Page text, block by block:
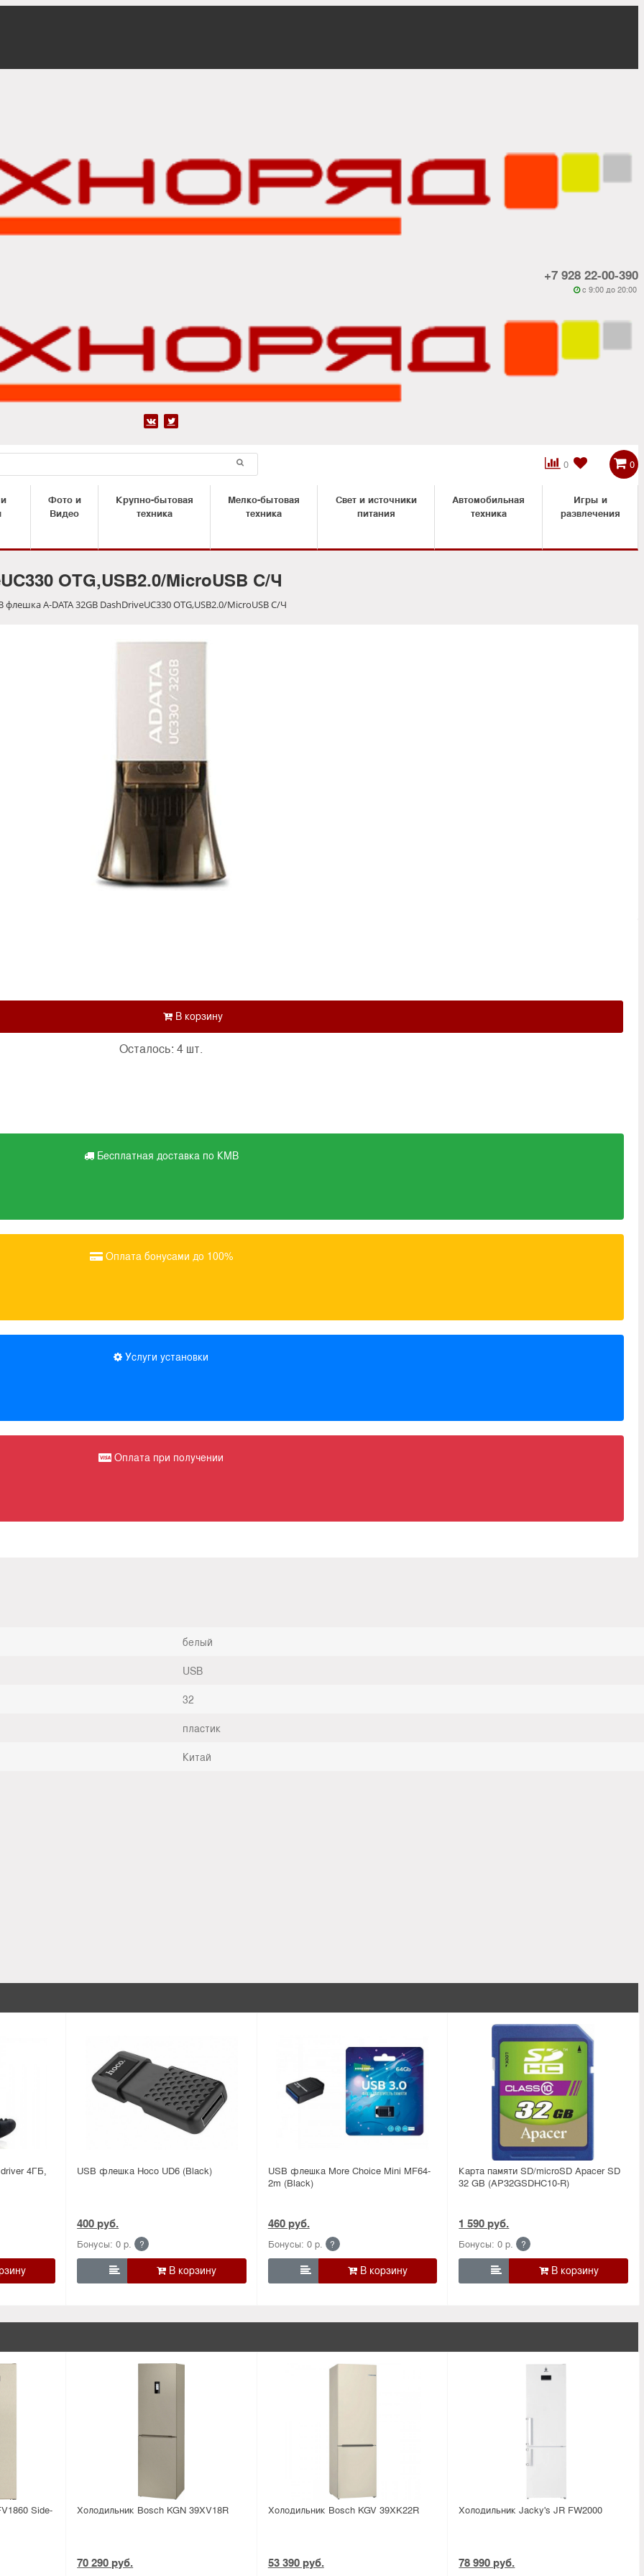
+7 928 22-00-390
 c 9:00 до 20:00
 
0

 0
Фото и
Видео
Крупно-бытовая
техника
Мелко-бытовая
техника
Свет и источники
питания
Автомобильная
техника
Игры и
развлечения
OTG,USB2.0/MicroUSB С/Ч
флешка A-DATA 32GB DashDriveUC330 OTG,USB2.0/MicroUSB С/Ч
Осталось: 4 шт.
Бесплатная доставка по КМВ
Оплата бонусами до 100%
Услуги установки
Оплата при получении
белый
USB
32
пластик
Китай
4ГБ,
USB флешка Hoco UD6 (Black)
400 руб.
Бонусы: 0 р. ?

USB флешка More Choice Mini MF64-
2m (Black)
460 руб.
Бонусы: 0 р. ?

Карта памяти SD/microSD Apacer SD
32 GB (AP32GSDHC10-R)
1 590 руб.
Бонусы: 0 р. ?

Side-
Холодильник Bosсh KGN 39XV18R
70 290 руб.
Холодильник Bosсh KGV 39XK22R
53 390 руб.
Холодильник Jacky's JR FW2000
78 990 руб.